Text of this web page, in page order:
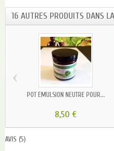
16 AUTRES PRODUITS DANS
POT ÉMULSION NEUTRE POUR...
8,50 €
‹
AVIS (5)